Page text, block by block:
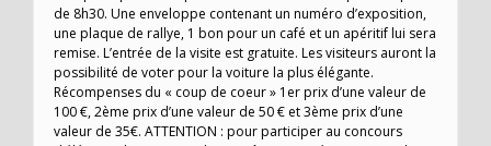
de 8h30. Une enveloppe contenant un numéro d’exposition,
une plaque de rallye, 1 bon pour un café et un apéritif lui sera
remise. L’entrée de la visite est gratuite. Les visiteurs auront la
possibilité de voter pour la voiture la plus élégante.
Récompenses du « coup de coeur » 1er prix d’une valeur de
100 €, 2ème prix d’une valeur de 50 € et 3ème prix d’une
valeur de 35€. ATTENTION : pour participer au concours